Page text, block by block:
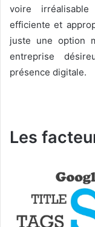
voire
efficiente et
juste une option
entreprise
présence digitale.
Les